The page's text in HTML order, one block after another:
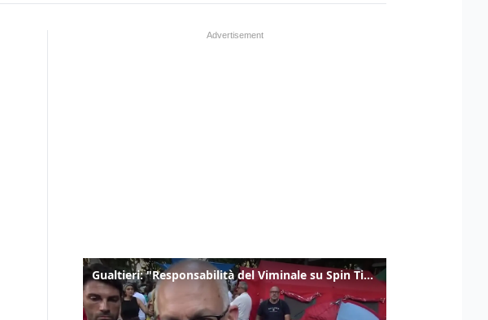
Gualtieri: "Responsabilità del Viminale su Spin Time? La posizione dei partiti è nota"